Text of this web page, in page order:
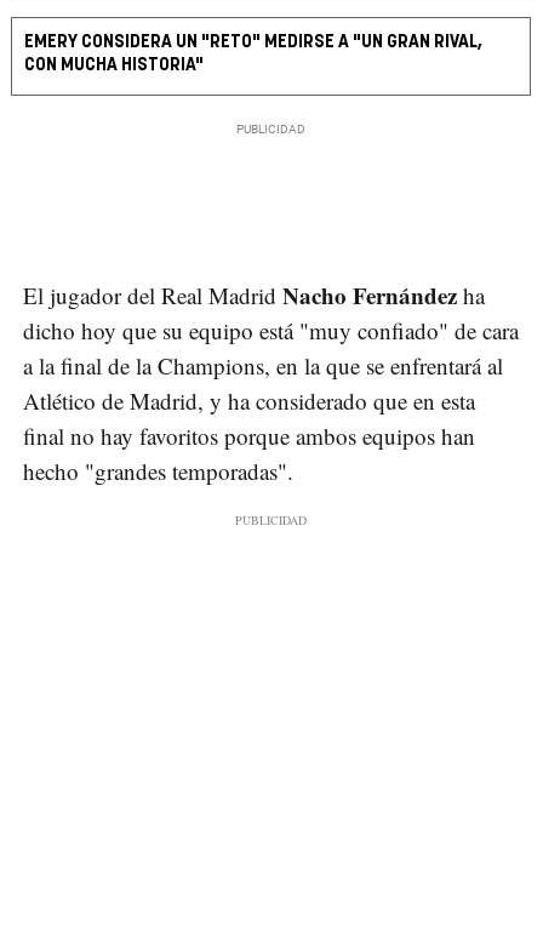
EMERY CONSIDERA UN "RETO" MEDIRSE A "UN GRAN RIVAL,
CON MUCHA HISTORIA"
El jugador del Real Madrid Nacho Fernández ha
dicho hoy que su equipo está "muy confiado" de cara
a la final de la Champions, en la que se enfrentará al
Atlético de Madrid, y ha considerado que en esta
final no hay favoritos porque ambos equipos han
hecho "grandes temporadas".